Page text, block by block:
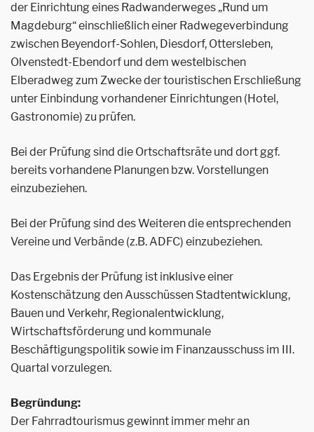
der Einrichtung eines Radwanderweges „Rund um
Magdeburg“ einschließlich einer Radwegeverbindung
zwischen Beyendorf-Sohlen, Diesdorf, Ottersleben,
Olvenstedt-Ebendorf und dem westelbischen
Elberadweg zum Zwecke der touristischen Erschließung
unter Einbindung vorhandener Einrichtungen (Hotel,
Gastronomie) zu prüfen.
Bei der Prüfung sind die Ortschaftsräte und dort ggf.
bereits vorhandene Planungen bzw. Vorstellungen
einzubeziehen.
Bei der Prüfung sind des Weiteren die entsprechenden
Vereine und Verbände (z.B. ADFC) einzubeziehen.
Das Ergebnis der Prüfung ist inklusive einer
Kostenschätzung den Ausschüssen Stadtentwicklung,
Bauen und Verkehr, Regionalentwicklung,
Wirtschaftsförderung und kommunale
Beschäftigungspolitik sowie im Finanzausschuss im III.
Quartal vorzulegen.
Begründung:
Der Fahrradtourismus gewinnt immer mehr an